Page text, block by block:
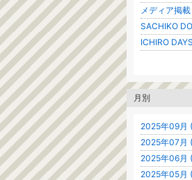
メディア掲
SACHIKO
ICHIRO
月別
2025年09月
2025年07月
2025年06月
2025年05月